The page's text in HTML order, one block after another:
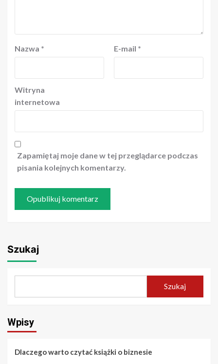
Nazwa * E-mail *
Witryna
internetowa
Zapamiętaj moje dane w tej przeglądarce podczas
pisania kolejnych komentarzy.
Szukaj
Szukaj
Wpisy
Dlaczego warto czytać książki o biznesie